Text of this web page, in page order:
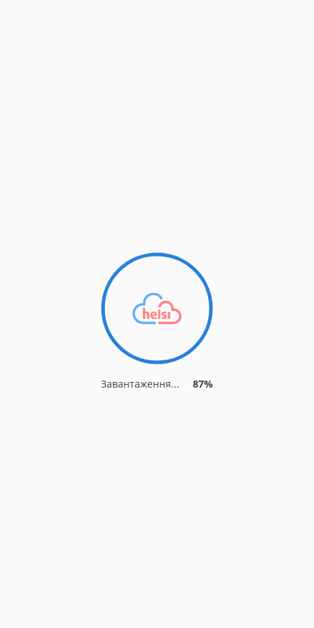
Завантаження... 87%